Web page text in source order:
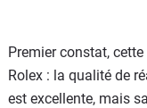
Premier constat,
Rolex : la qualité de
est excellente, mais